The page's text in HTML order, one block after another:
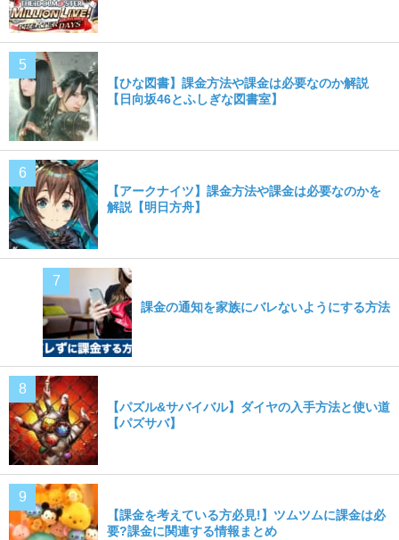
【ひな図書】課金方法や課金は必要なのか解説
【日向坂46とふしぎな図書室】
【アークナイツ】課金方法や課金は必要なのかを
解説【明日方舟】
課金の通知を家族にバレないようにする方法
【パズル&サバイバル】ダイヤの入手方法と使い道
【パズサバ】
【課金を考えている方必見!】ツムツムに課金は必
要?課金に関連する情報まとめ